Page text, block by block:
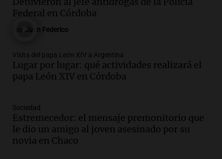
certificados médicos falsos
Episodios
40% en la Unidad de Cuenta Municipal
para afrontar costos
Panorama Federal
Audio.
contra proyecto de inviolabilidad de la
propiedad privada
Panorama Federal
Federal en Córdoba
Juan Federico
Visita del papa León XIV a Argentina
Lugar por lugar: qué actividades realizará el
papa León XIV en Córdoba
Sociedad
Estremecedor: el mensaje premonitorio que
le dio un amigo al joven asesinado por su
novia en Chaco